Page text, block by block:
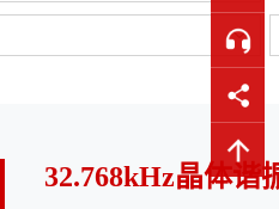
32.768kHz晶体谐